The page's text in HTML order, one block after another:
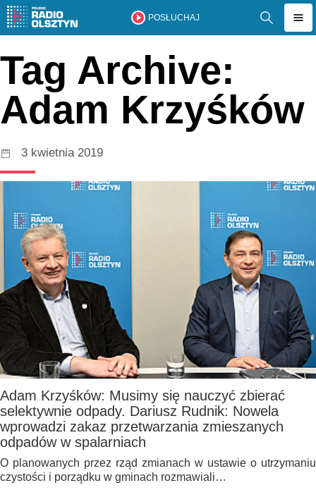
POSŁUCHAJ
Tag Archive:
Adam Krzyśków
3 kwietnia 2019
Adam Krzyśków: Musimy się nauczyć zbierać
selektywnie odpady. Dariusz Rudnik: Nowela
wprowadzi zakaz przetwarzania zmieszanych
odpadów w spalarniach
O planowanych przez rząd zmianach w ustawie o utrzymaniu
czystości i porządku w gminach rozmawiali…